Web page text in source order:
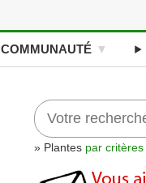
COMMUNAUTÉ
» Plantes par critères